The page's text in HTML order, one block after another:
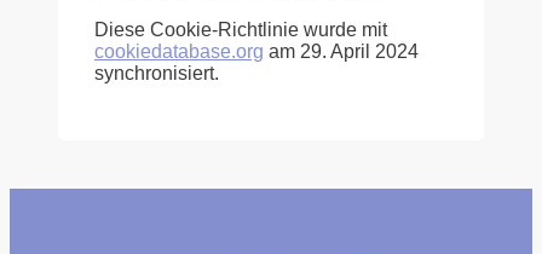
Diese Cookie-Richtlinie wurde mit
cookiedatabase.org am 29. April 2024
synchronisiert.